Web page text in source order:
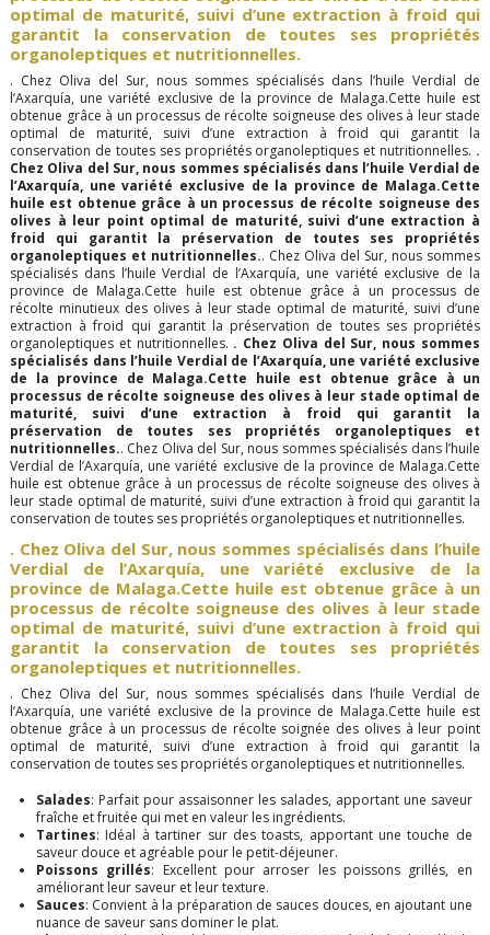
optimal de maturité, suivi d’une extraction à froid qui
garantit la conservation de toutes ses propriétés
organoleptiques et nutritionnelles.
. Chez Oliva del Sur, nous sommes spécialisés dans l’huile Verdial de
l’Axarquía, une variété exclusive de la province de Malaga.Cette huile est
obtenue grâce à un processus de récolte soigneuse des olives à leur stade
optimal de maturité, suivi d’une extraction à froid qui garantit la
conservation de toutes ses propriétés organoleptiques et nutritionnelles. .
Chez Oliva del Sur, nous sommes spécialisés dans l’huile Verdial de
l’Axarquía, une variété exclusive de la province de Malaga.Cette
huile est obtenue grâce à un processus de récolte soigneuse des
olives à leur point optimal de maturité, suivi d’une extraction à
froid qui garantit la préservation de toutes ses propriétés
organoleptiques et nutritionnelles.. Chez Oliva del Sur, nous sommes
spécialisés dans l’huile Verdial de l’Axarquía, une variété exclusive de la
province de Malaga.Cette huile est obtenue grâce à un processus de
récolte minutieux des olives à leur stade optimal de maturité, suivi d’une
extraction à froid qui garantit la préservation de toutes ses propriétés
organoleptiques et nutritionnelles. . Chez Oliva del Sur, nous sommes
spécialisés dans l’huile Verdial de l’Axarquía, une variété exclusive
de la province de Malaga.Cette huile est obtenue grâce à un
processus de récolte soigneuse des olives à leur stade optimal de
maturité, suivi d’une extraction à froid qui garantit la
préservation de toutes ses propriétés organoleptiques et
nutritionnelles.. Chez Oliva del Sur, nous sommes spécialisés dans l’huile
Verdial de l’Axarquía, une variété exclusive de la province de Malaga.Cette
huile est obtenue grâce à un processus de récolte soigneuse des olives à
leur stade optimal de maturité, suivi d’une extraction à froid qui garantit la
conservation de toutes ses propriétés organoleptiques et nutritionnelles.
. Chez Oliva del Sur, nous sommes spécialisés dans l’huile
Verdial de l’Axarquía, une variété exclusive de la
province de Malaga.Cette huile est obtenue grâce à un
processus de récolte soigneuse des olives à leur stade
optimal de maturité, suivi d’une extraction à froid qui
garantit la conservation de toutes ses propriétés
organoleptiques et nutritionnelles.
. Chez Oliva del Sur, nous sommes spécialisés dans l’huile Verdial de
l’Axarquía, une variété exclusive de la province de Malaga.Cette huile est
obtenue grâce à un processus de récolte soignée des olives à leur point
optimal de maturité, suivi d’une extraction à froid qui garantit la
conservation de toutes ses propriétés organoleptiques et nutritionnelles.
Salades: Parfait pour assaisonner les salades, apportant une saveur
fraîche et fruitée qui met en valeur les ingrédients.
Tartines: Idéal à tartiner sur des toasts, apportant une touche de
saveur douce et agréable pour le petit-déjeuner.
Poissons grillés: Excellent pour arroser les poissons grillés, en
améliorant leur saveur et leur texture.
Sauces: Convient à la préparation de sauces douces, en ajoutant une
nuance de saveur sans dominer le plat.